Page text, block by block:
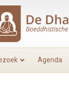
Agenda